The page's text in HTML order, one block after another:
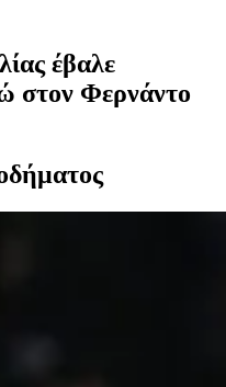
έβαλε
στον Φερνάντο